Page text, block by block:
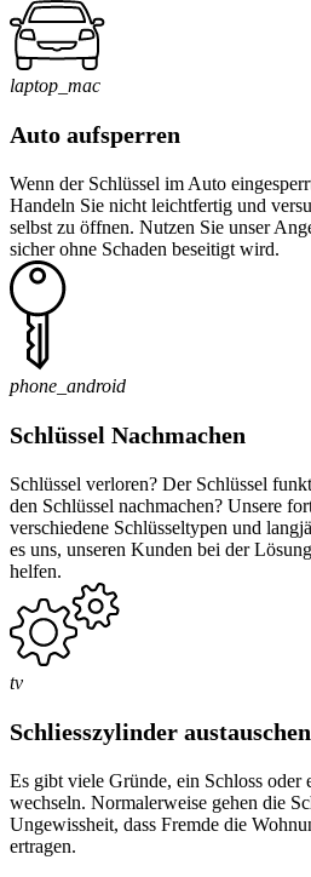
laptop_mac
Auto aufsperren
Wenn der Schlüssel im Auto
Handeln Sie nicht leichtfertig und
selbst zu öffnen. Nutzen Sie unser
sicher ohne Schaden beseitigt wird.
phone_android
Schlüssel Nachmachen
Schlüssel verloren? Der Schlüssel
den Schlüssel nachmachen? Unsere
verschiedene Schlüsseltypen und
es uns, unseren Kunden bei der
helfen.
tv
Schliesszylinder austauschen
Es gibt viele Gründe, ein Schloss oder
wechseln. Normalerweise gehen die
Ungewissheit, dass Fremde die
ertragen.